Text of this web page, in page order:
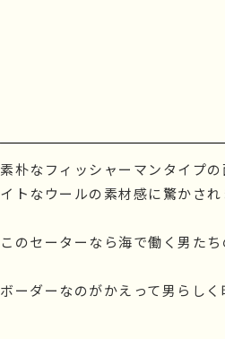
素朴なフィッシャーマンタイプ
イトなウールの素材感に驚かされ
このセーターなら海で働く男た
ボーダーなのがかえって男らし